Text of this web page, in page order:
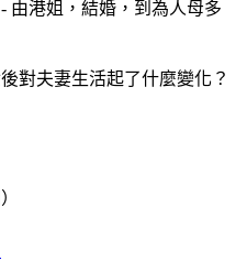
由港姐，結婚，到為人母多
對夫妻生活起了什麼變化？